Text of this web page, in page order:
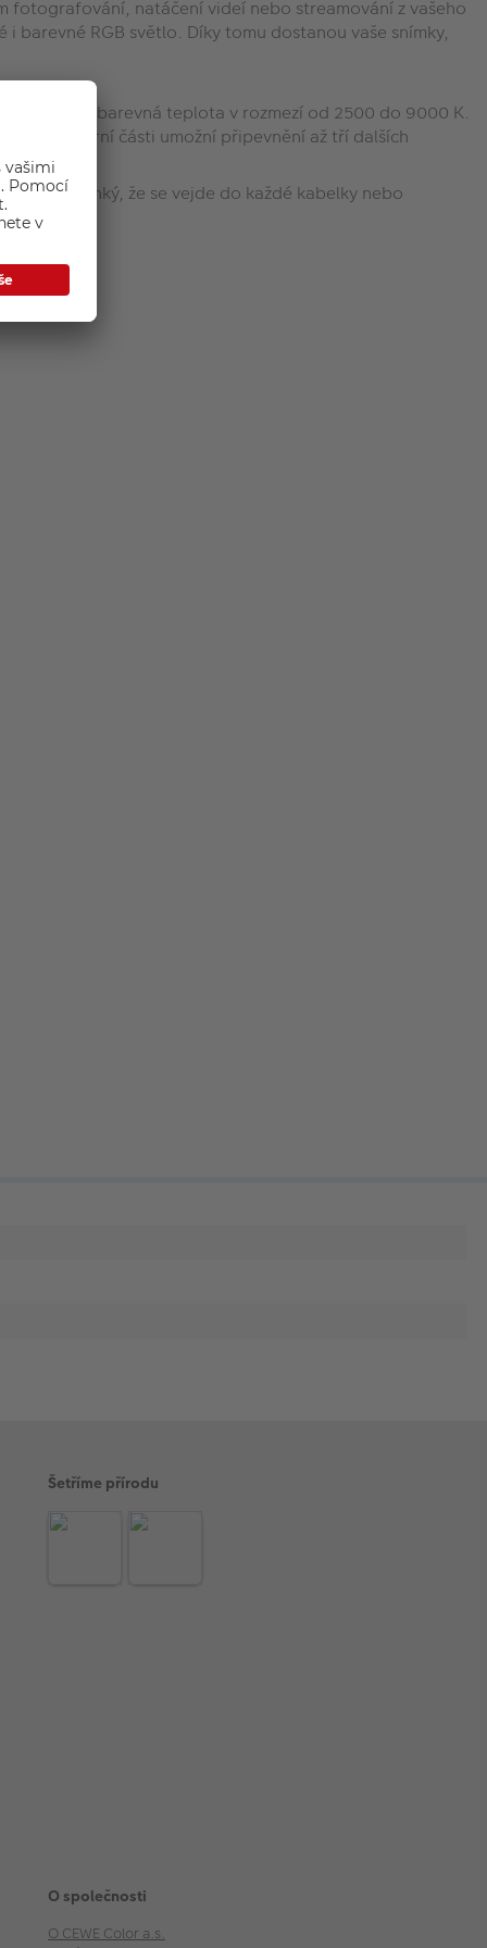
fotografování, natáčení videí nebo streamování z vašeho
RGB světlo. Díky tomu dostanou vaše snímky,
barevná teplota v rozmezí od 2500 do 9000 K.
a na horní části umožní připevnění až tří dalších
a lehký, že se vejde do každé kabelky nebo
Šetříme přírodu
O společnosti
O CEWE Color a.s.